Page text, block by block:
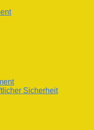
Sicherheit